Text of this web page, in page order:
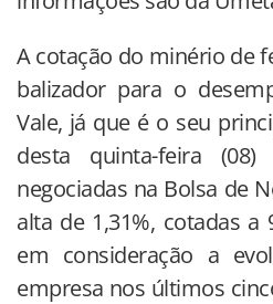
A cotação do minério de
balizador para o
Vale, já que é o seu
desta quinta-feira
negociadas na Bolsa de
alta de 1,31%, cotadas a
em consideração a
empresa nos últimos